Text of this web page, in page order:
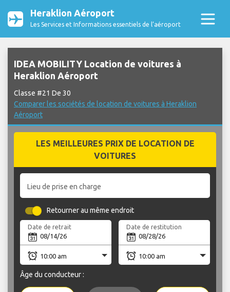
Heraklion Aéroport
Les Services et Informations essentiels de l’aéroport
IDEA MOBILITY Location de voitures à
Heraklion Aéroport
Classe #21 De 30
Comparer les sociétés de location de voitures à Heraklion
Aéroport
LES MEILLEURES PRIX DE LOCATION DE
VOITURES
Lieu de prise en charge
Retourner au même endroit
Date de retrait Date de restitution
Âge du conducteur :